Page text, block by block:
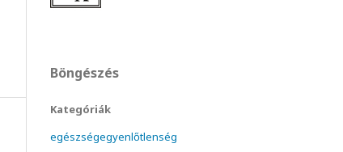
Böngészés
Kategóriák
egészségegyenlőtlenség